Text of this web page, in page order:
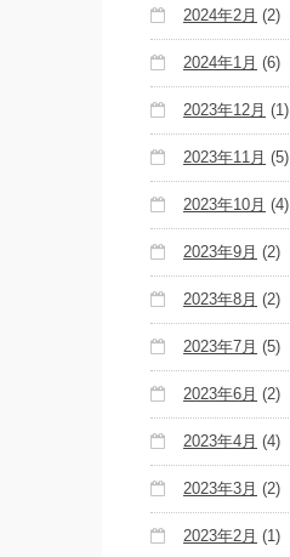
2024年2月 (2)
2024年1月 (6)
2023年12月 (1)
2023年11月 (5)
2023年10月 (4)
2023年9月 (2)
2023年8月 (2)
2023年7月 (5)
2023年6月 (2)
2023年4月 (4)
2023年3月 (2)
2023年2月 (1)